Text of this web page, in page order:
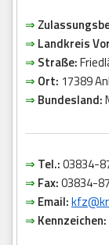
⇒
⇒ Landkreis
⇒ Straße:
⇒ Ort: 17389
⇒ Bundesland:
⇒ Tel.:03834-
⇒ Fax:03834-
⇒ Email:
⇒ Kennzeichen: